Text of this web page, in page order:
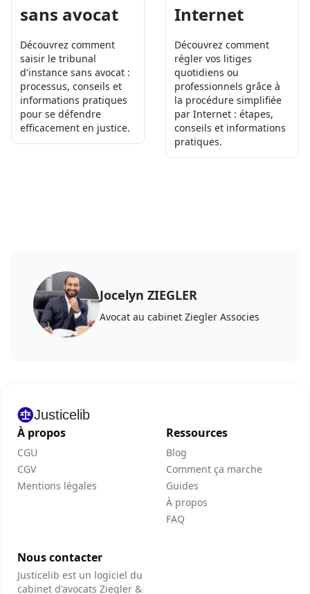
sans avocat
Découvrez comment
saisir le tribunal
d'instance sans avocat :
processus, conseils et
informations pratiques
pour se défendre
efficacement en justice.
Internet
Découvrez comment
régler vos litiges
quotidiens ou
professionnels grâce à
la procédure simplifiée
par Internet : étapes,
conseils et informations
pratiques.
Jocelyn ZIEGLER
Avocat au cabinet Ziegler Associes
Justicelib
À propos
CGU
CGV
Mentions légales
Ressources
Blog
Comment ça marche
Guides
À propos
FAQ
Nous contacter
Justicelib est un logiciel du
cabinet d'avocats Ziegler &